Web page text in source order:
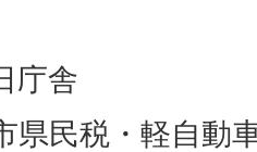
庁舎
県民税・軽自動